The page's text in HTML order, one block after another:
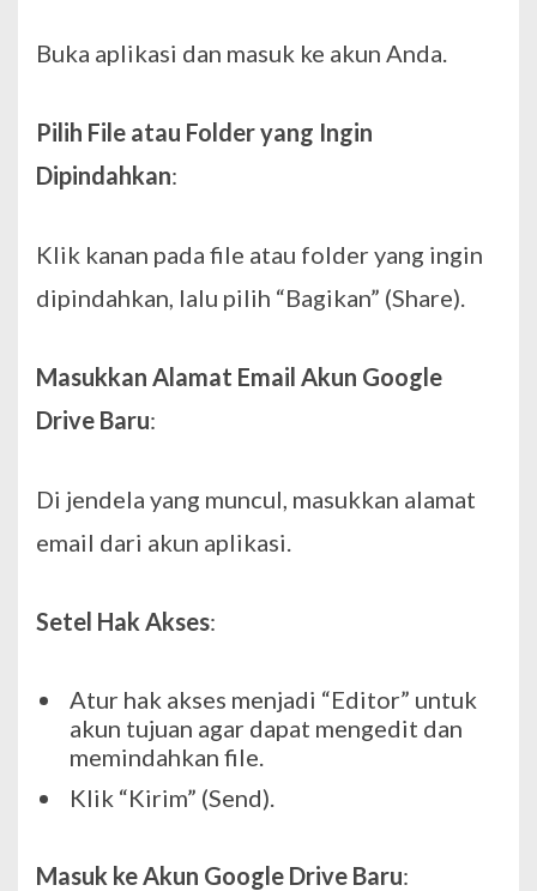
Buka aplikasi dan masuk ke akun Anda.
Pilih File atau Folder yang Ingin
Dipindahkan:
Klik kanan pada file atau folder yang ingin
dipindahkan, lalu pilih “Bagikan” (Share).
Masukkan Alamat Email Akun Google
Drive Baru:
Di jendela yang muncul, masukkan alamat
email dari akun aplikasi.
Setel Hak Akses:
Atur hak akses menjadi “Editor” untuk
akun tujuan agar dapat mengedit dan
memindahkan file.
Klik “Kirim” (Send).
Masuk ke Akun Google Drive Baru: